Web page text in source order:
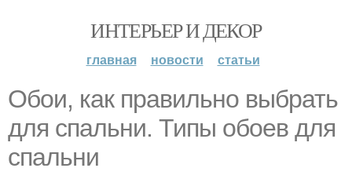
ИНТЕРЬЕР И ДЕКОР
главная новости статьи
Обои, как правильно выбрать
для спальни. Типы обоев для
спальни